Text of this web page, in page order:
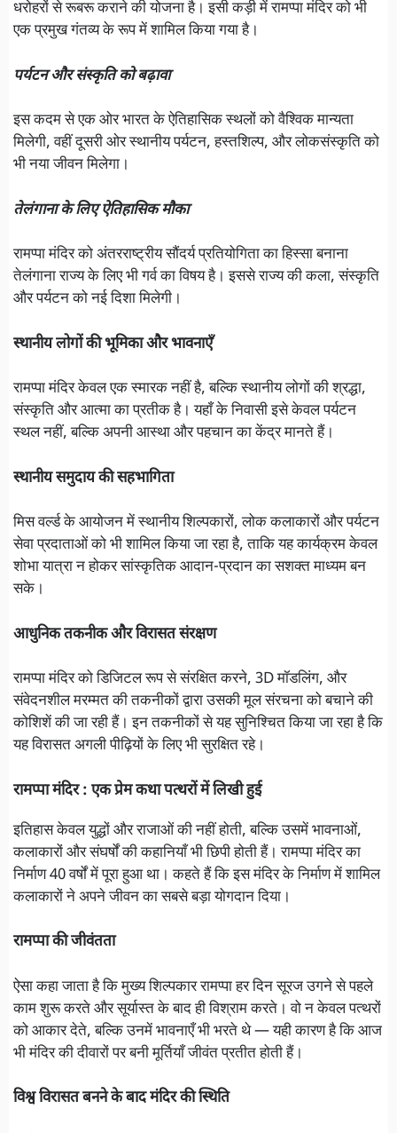
धरोहरों से रूबरू कराने की योजना है। इसी कड़ी में रामप्पा मंदिर को भी
एक प्रमुख गंतव्य के रूप में शामिल किया गया है।
पर्यटन और संस्कृति को बढ़ावा
इस कदम से एक ओर भारत के ऐतिहासिक स्थलों को वैश्विक मान्यता
मिलेगी, वहीं दूसरी ओर स्थानीय पर्यटन, हस्तशिल्प, और लोकसंस्कृति को
भी नया जीवन मिलेगा।
तेलंगाना के लिए ऐतिहासिक मौका
रामप्पा मंदिर को अंतरराष्ट्रीय सौंदर्य प्रतियोगिता का हिस्सा बनाना
तेलंगाना राज्य के लिए भी गर्व का विषय है। इससे राज्य की कला, संस्कृति
और पर्यटन को नई दिशा मिलेगी।
स्थानीय लोगों की भूमिका और भावनाएँ
रामप्पा मंदिर केवल एक स्मारक नहीं है, बल्कि स्थानीय लोगों की श्रद्धा,
संस्कृति और आत्मा का प्रतीक है। यहाँ के निवासी इसे केवल पर्यटन
स्थल नहीं, बल्कि अपनी आस्था और पहचान का केंद्र मानते हैं।
स्थानीय समुदाय की सहभागिता
मिस वर्ल्ड के आयोजन में स्थानीय शिल्पकारों, लोक कलाकारों और पर्यटन
सेवा प्रदाताओं को भी शामिल किया जा रहा है, ताकि यह कार्यक्रम केवल
शोभा यात्रा न होकर सांस्कृतिक आदान-प्रदान का सशक्त माध्यम बन
सके।
आधुनिक तकनीक और विरासत संरक्षण
रामप्पा मंदिर को डिजिटल रूप से संरक्षित करने, 3D मॉडलिंग, और
संवेदनशील मरम्मत की तकनीकों द्वारा उसकी मूल संरचना को बचाने की
कोशिशें की जा रही हैं। इन तकनीकों से यह सुनिश्चित किया जा रहा है कि
यह विरासत अगली पीढ़ियों के लिए भी सुरक्षित रहे।
रामप्पा मंदिर : एक प्रेम कथा पत्थरों में लिखी हुई
इतिहास केवल युद्धों और राजाओं की नहीं होती, बल्कि उसमें भावनाओं,
कलाकारों और संघर्षों की कहानियाँ भी छिपी होती हैं। रामप्पा मंदिर का
निर्माण 40 वर्षों में पूरा हुआ था। कहते हैं कि इस मंदिर के निर्माण में शामिल
कलाकारों ने अपने जीवन का सबसे बड़ा योगदान दिया।
रामप्पा की जीवंतता
ऐसा कहा जाता है कि मुख्य शिल्पकार रामप्पा हर दिन सूरज उगने से पहले
काम शुरू करते और सूर्यास्त के बाद ही विश्राम करते। वो न केवल पत्थरों
को आकार देते, बल्कि उनमें भावनाएँ भी भरते थे — यही कारण है कि आज
भी मंदिर की दीवारों पर बनी मूर्तियाँ जीवंत प्रतीत होती हैं।
विश्व विरासत बनने के बाद मंदिर की स्थिति